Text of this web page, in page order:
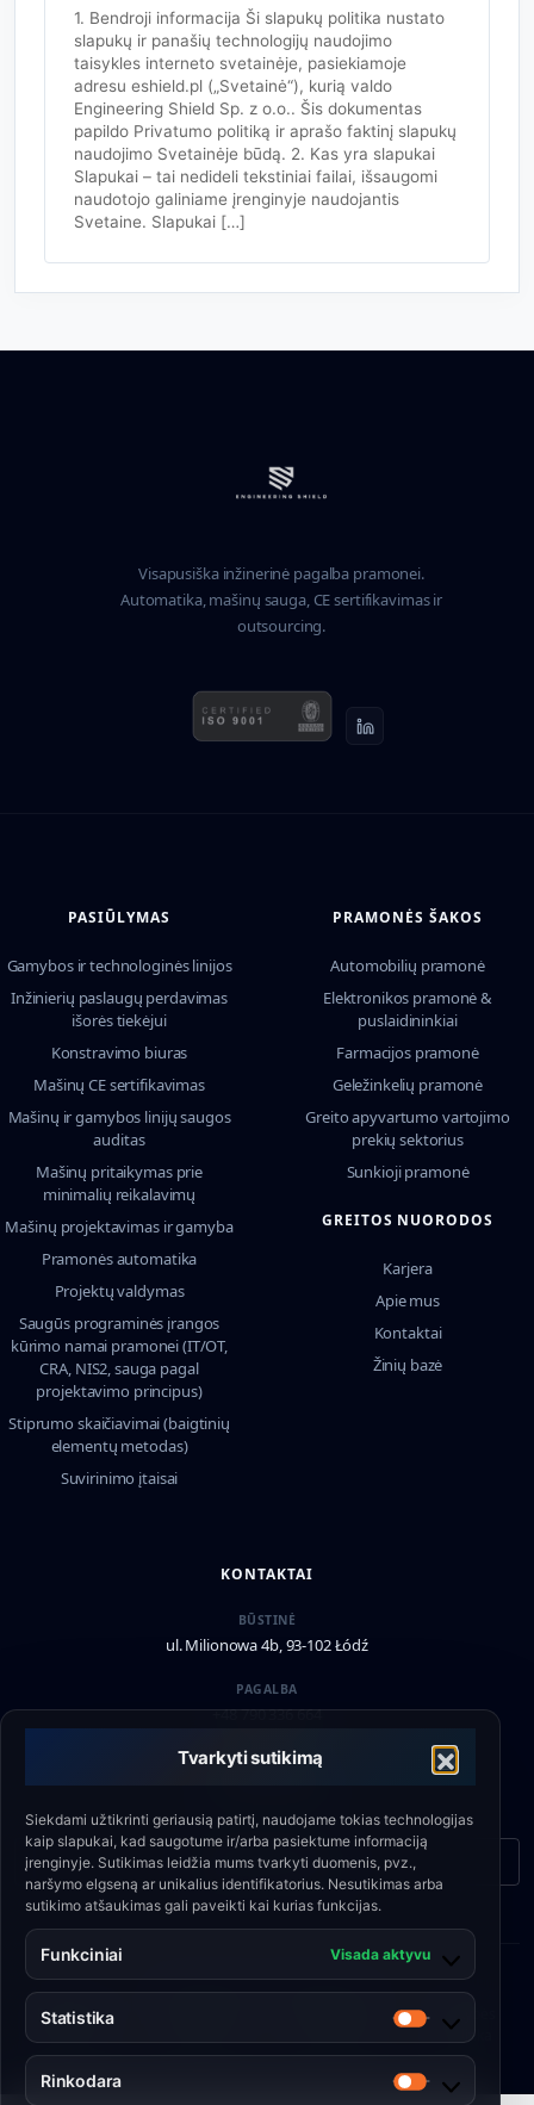
Tvarkyti sutikimą
Siekdami užtikrinti geriausią patirtį, naudojame tokias technologijas
kaip slapukai, kad saugotume ir/arba pasiektume informaciją
įrenginyje. Sutikimas leidžia mums tvarkyti duomenis, pvz.,
naršymo elgseną ar unikalius identifikatorius. Nesutikimas arba
sutikimo atšaukimas gali paveikti kai kurias funkcijas.
Funkciniai Visada aktyvu
Statistika
Statistika
Rinkodara
Rinkodara
1. Bendroji informacija Ši slapukų politika nustato
slapukų ir panašių technologijų naudojimo
taisykles interneto svetainėje, pasiekiamoje
adresu eshield.pl („Svetainė“), kurią valdo
Engineering Shield Sp. z o.o.. Šis dokumentas
papildo Privatumo politiką ir aprašo faktinį slapukų
naudojimo Svetainėje būdą. 2. Kas yra slapukai
Slapukai – tai nedideli tekstiniai failai, išsaugomi
naudotojo galiniame įrenginyje naudojantis
Svetaine. Slapukai […]
Visapusiška inžinerinė pagalba pramonei.
Automatika, mašinų sauga, CE sertifikavimas ir
outsourcing.
PASIŪLYMAS
Gamybos ir technologinės linijos
Inžinierių paslaugų perdavimas
išorės tiekėjui
Konstravimo biuras
Mašinų CE sertifikavimas
Mašinų ir gamybos linijų saugos
auditas
Mašinų pritaikymas prie
minimalių reikalavimų
Mašinų projektavimas ir gamyba
Pramonės automatika
Projektų valdymas
Saugūs programinės įrangos
kūrimo namai pramonei (IT/OT,
CRA, NIS2, sauga pagal
projektavimo principus)
Stiprumo skaičiavimai (baigtinių
elementų metodas)
Suvirinimo įtaisai
PRAMONĖS ŠAKOS
Automobilių pramonė
Elektronikos pramonė &
puslaidininkiai
Farmacijos pramonė
Geležinkelių pramonė
Greito apyvartumo vartojimo
prekių sektorius
Sunkioji pramonė
GREITOS NUORODOS
Karjera
Apie mus
Kontaktai
Žinių bazė
KONTAKTAI
BŪSTINĖ
ul. Milionowa 4b, 93-102 Łódź
PAGALBA
+48 790 336 664
EL. PAŠTAS
Kontaktinė forma
© 2026 Engineering Shield Sp. z o.o.
Privatumo
•
politika